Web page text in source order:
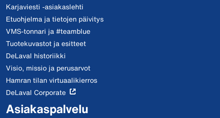
Karjaviesti -asiakaslehti
Etuohjelma ja tietojen päivitys
VMS-tonnari ja #teamblue
Tuotekuvastot ja esitteet
DeLaval historiikki
Visio, missio ja perusarvot
Hamran tilan virtuaalikierros
DeLaval Corporate
Asiakaspalvelu